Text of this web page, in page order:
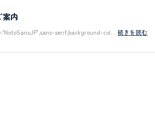
内
serif;background-col… 続きを読む